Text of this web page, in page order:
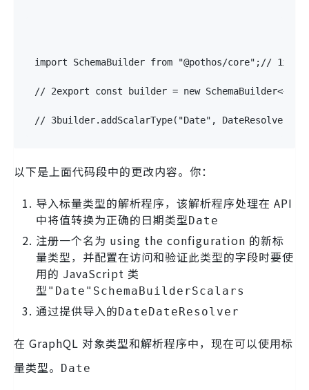
import SchemaBuilder from "@pothos/core" ; // 1
// 2export const builder = new SchemaBuilder<{
// 3builder. addScalarType( "Date" , DateResolver
以下是上面代码段中的更改内容。你：
导入标量类型的解析程序，该解析程序处理在 API
中将值转换为正确的日期类型Date
注册一个名为 using the configuration 的新标
量类型，并配置在访问和验证此类型的字段时要使
用的 JavaScript 类
型 "Date" SchemaBuilderScalars
通过提供导入的DateDateResolver
在 GraphQL 对象类型和解析程序中，现在可以使用标
量类型。
Date